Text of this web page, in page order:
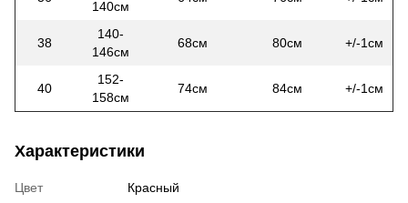
140см
38
140-
146см
68см 80см +/-1см
40
152-
158см
74см 84см +/-1см
Характеристики
Цвет
Красный